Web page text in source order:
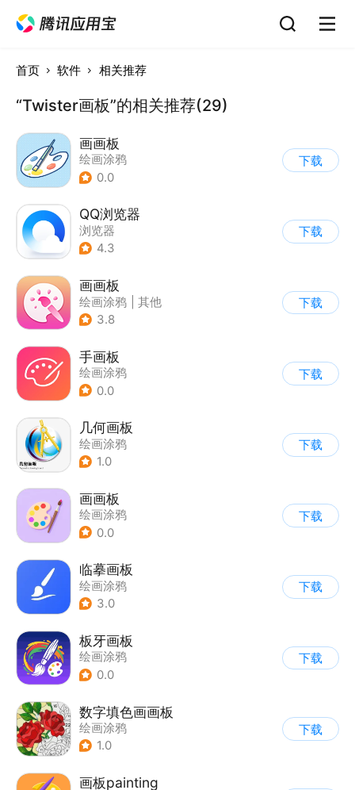
首页 软件 相关推荐
“Twister画板”的相关推荐(29)
画画板
绘画涂鸦
0.0
下载
QQ浏览器
浏览器
4.3
下载
画画板
绘画涂鸦
其他
3.8
下载
手画板
绘画涂鸦
0.0
下载
几何画板
绘画涂鸦
1.0
下载
画画板
绘画涂鸦
0.0
下载
临摹画板
绘画涂鸦
3.0
下载
板牙画板
绘画涂鸦
0.0
下载
数字填色画画板
绘画涂鸦
1.0
下载
画板painting